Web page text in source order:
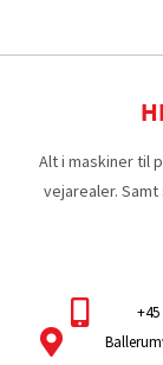
Alt i maskiner til
vejarealer.
+45